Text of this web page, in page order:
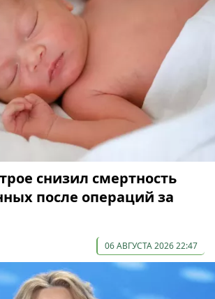
снизил смертность
после операций за
06 АВГУСТА 2026 22:47